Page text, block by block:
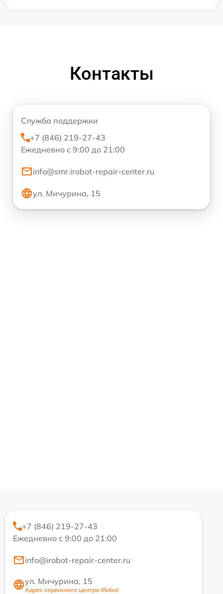
Контакты
Служба поддержки
+7 (846) 219-27-43
Ежедневно с 9:00 до 21:00
info@smr.irobot-repair-center.ru
ул. Мичурина, 15
+7 (846) 219-27-43
Ежедневно с 9:00 до 21:00
info@irobot-repair-center.ru
ул. Мичурина, 15
Адрес сервисного центра iRobot